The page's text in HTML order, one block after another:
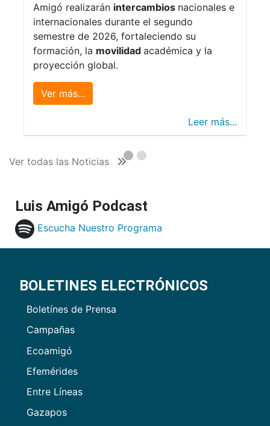
Amigó realizarán intercambios nacionales e
internacionales durante el segundo
semestre de 2026, fortaleciendo su
formación, la movilidad académica y la
proyección global.
Ver más...
Leer más...
Ver todas las Noticias
Luis Amigó Podcast
Escucha Nuestro Programa
BOLETINES ELECTRÓNICOS
Boletínes de Prensa
Campañas
Ecoamigó
Efemérides
Entre Líneas
Gazapos